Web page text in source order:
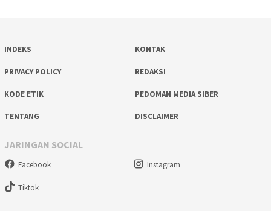
INDEKS KONTAK
PRIVACY POLICY REDAKSI
KODE ETIK PEDOMAN MEDIA SIBER
TENTANG DISCLAIMER
JARINGAN SOCIAL
Facebook Instagram
Tiktok